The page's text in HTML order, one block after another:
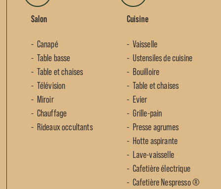
Salon
Canapé
Table basse
Table et chaises
Télévision
Miroir
Chauffage
Rideaux occultants
Cuisine
Vaisselle
Ustensiles de cuisine
Bouilloire
Table et chaises
Evier
Grille-pain
Presse agrumes
Hotte aspirante
Lave-vaisselle
Cafetière électrique
Cafetière Nespresso ®